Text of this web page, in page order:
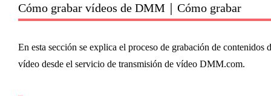
Cómo grabar vídeos de DMM｜Cómo grabar
En esta sección se explica el proceso de grabación de contenidos
vídeo desde el servicio de transmisión de vídeo DMM.com.